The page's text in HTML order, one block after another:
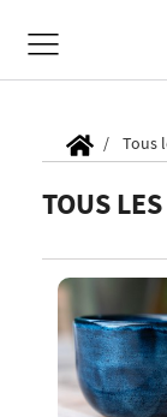
Tous
TOUS